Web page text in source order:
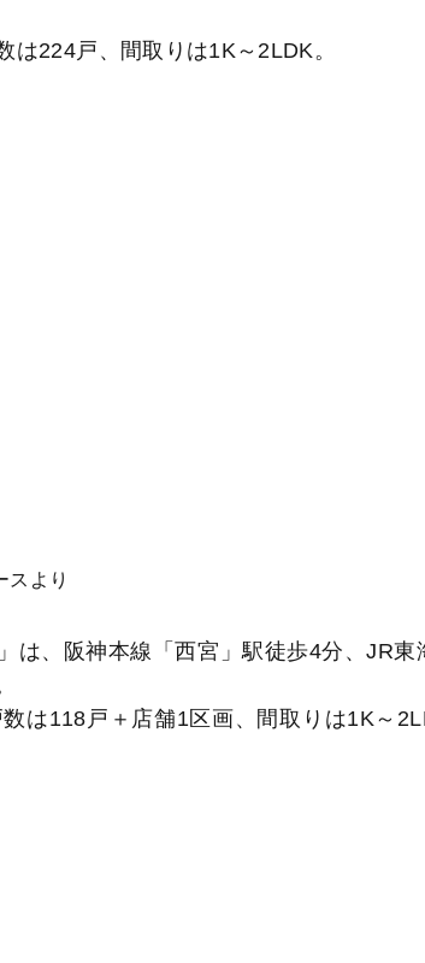
224戸、間取りは1K～2LDK。
より
は、阪神本線「西宮」駅徒歩4分、JR東
は118戸＋店舗1区画、間取りは1K～